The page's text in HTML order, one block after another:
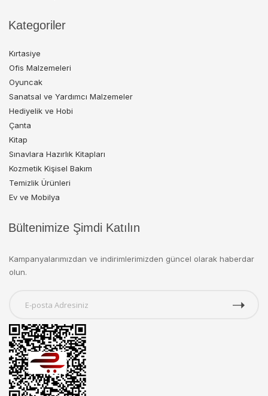
Kategoriler
Kırtasiye
Ofis Malzemeleri
Oyuncak
Sanatsal ve Yardımcı Malzemeler
Hediyelik ve Hobi
Çanta
Kitap
Sınavlara Hazırlık Kitapları
Kozmetik Kişisel Bakım
Temizlik Ürünleri
Ev ve Mobilya
Bültenimize Şimdi Katılın
Kampanyalarımızdan ve indirimlerimizden güncel olarak haberdar
olun.